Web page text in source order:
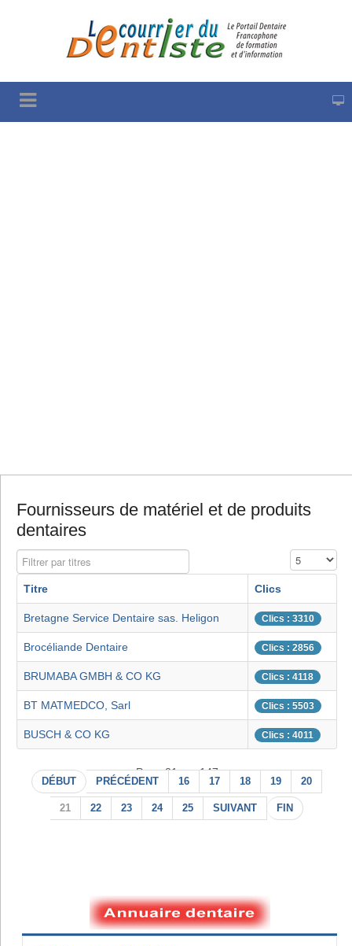
Fournisseurs de matériel et de produits
dentaires
Filtrer par titres Affichage #
Titre Clics
Bretagne Service Dentaire sas. Heligon Clics : 3310
Brocéliande Dentaire Clics : 2856
BRUMABA GMBH & CO KG Clics : 4118
BT MATMEDCO, Sarl Clics : 5503
BUSCH & CO KG Clics : 4011
Page 21 sur 147
DÉBUT PRÉCÉDENT 16 17 18 19 20
21 22 23 24 25 SUIVANT FIN